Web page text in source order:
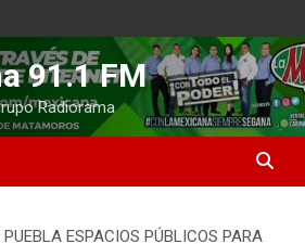
91.1 FM
Radiorama
ESPACIOS PÚBLICOS PARA